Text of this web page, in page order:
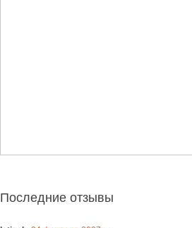
Последние отзывы